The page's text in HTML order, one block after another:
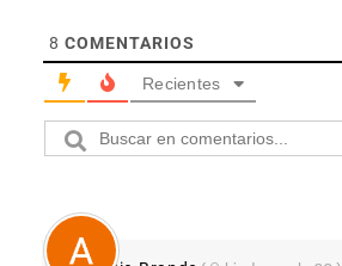
8 COMENTARIOS
Recientes